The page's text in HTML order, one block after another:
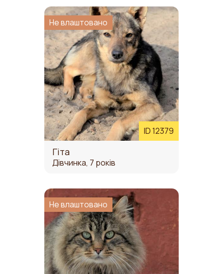
ID 12379
Не влаштовано
Гіта
Дівчинка, 7 років
Не влаштовано